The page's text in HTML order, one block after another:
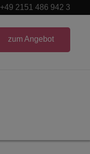
+49 2151 486 942 3
zum Angebot